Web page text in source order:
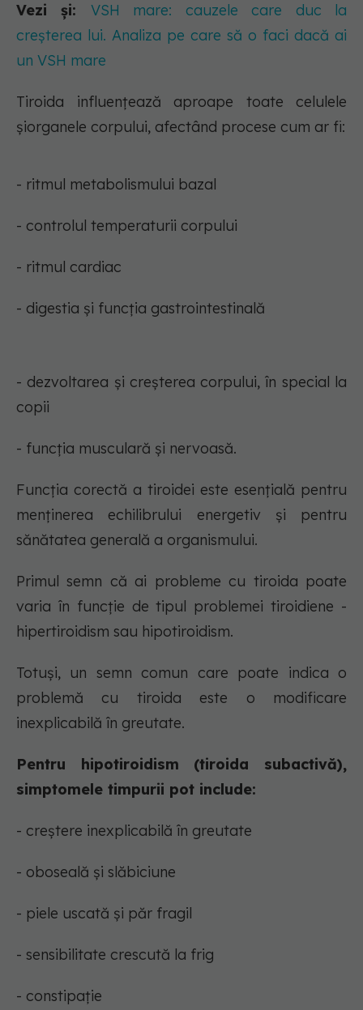
Vezi și: VSH mare: cauzele care duc la
creșterea lui. Analiza pe care să o faci dacă ai
un VSH mare
Tiroida influențează aproape toate celulele
șiorganele corpului, afectând procese cum ar fi:
- ritmul metabolismului bazal
- controlul temperaturii corpului
- ritmul cardiac
- digestia și funcția gastrointestinală
- dezvoltarea și creșterea corpului, în special la
copii
- funcția musculară și nervoasă.
Funcția corectă a tiroidei este esențială pentru
menținerea echilibrului energetiv și pentru
sănătatea generală a organismului.
Primul semn că ai probleme cu tiroida poate
varia în funcție de tipul problemei tiroidiene -
hipertiroidism sau hipotiroidism.
Totuși, un semn comun care poate indica o
problemă cu tiroida este o modificare
inexplicabilă în greutate.
Pentru hipotiroidism (tiroida subactivă),
simptomele timpurii pot include:
- creștere inexplicabilă în greutate
- oboseală și slăbiciune
- piele uscată și păr fragil
- sensibilitate crescută la frig
- constipație